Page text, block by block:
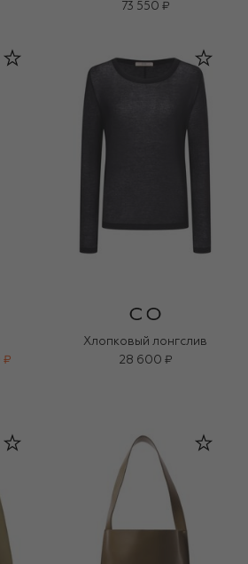
73 550 ₽
₽
Хлопковый лонгслив
28 600 ₽